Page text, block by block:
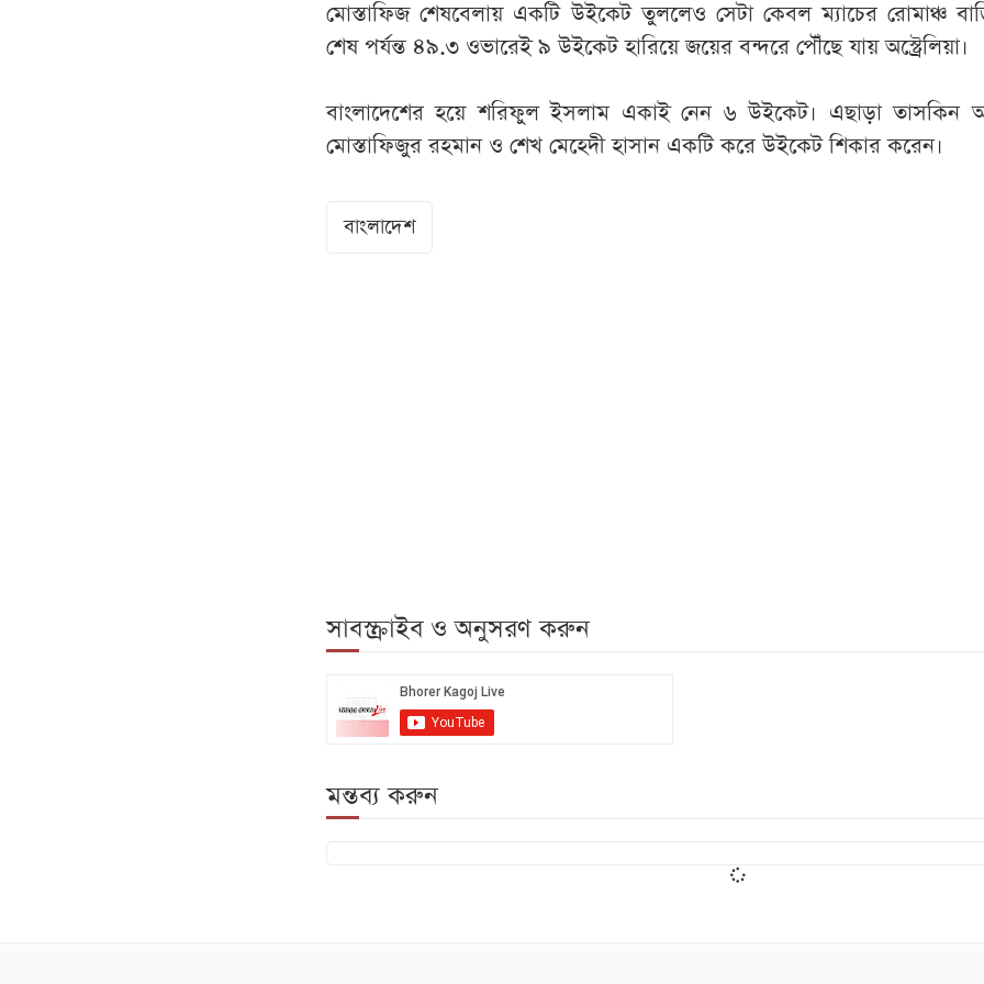
মোস্তাফিজ শেষবেলায় একটি উইকেট তুললেও সেটা কেবল ম্যাচের রোমাঞ্চ
শেষ পর্যন্ত ৪৯.৩ ওভারেই ৯ উইকেট হারিয়ে জয়ের বন্দরে পৌঁছে যায় অস্ট্রেলিয়া।
বাংলাদেশের হয়ে শরিফুল ইসলাম একাই নেন ৬ উইকেট। এছাড়া তাসকিন
মোস্তাফিজুর রহমান ও শেখ মেহেদী হাসান একটি করে উইকেট শিকার করেন।
বাংলাদেশ
সাবস্ক্রাইব ও অনুসরণ করুন
মন্তব্য করুন